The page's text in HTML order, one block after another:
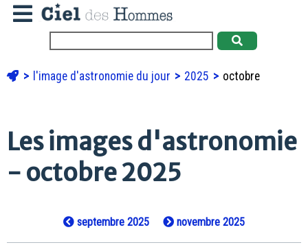
l'image d'astronomie du jour 2025 octobre
Les images d'astronomie
- octobre 2025
septembre 2025 novembre 2025